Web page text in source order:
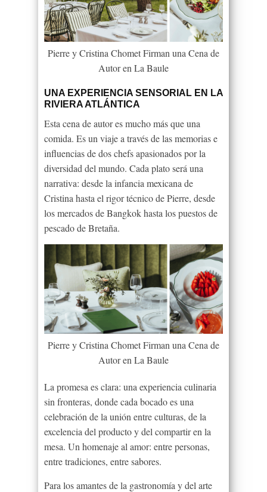
Pierre y Cristina Chomet Firman una Cena de
Autor en La Baule
UNA EXPERIENCIA SENSORIAL EN LA
RIVIERA ATLÁNTICA
Esta cena de autor es mucho más que una
comida. Es un viaje a través de las memorias e
influencias de dos chefs apasionados por la
diversidad del mundo. Cada plato será una
narrativa: desde la infancia mexicana de
Cristina hasta el rigor técnico de Pierre, desde
los mercados de Bangkok hasta los puestos de
pescado de Bretaña.
Pierre y Cristina Chomet Firman una Cena de
Autor en La Baule
La promesa es clara: una experiencia culinaria
sin fronteras, donde cada bocado es una
celebración de la unión entre culturas, de la
excelencia del producto y del compartir en la
mesa. Un homenaje al amor: entre personas,
entre tradiciones, entre sabores.
Para los amantes de la gastronomía y del arte